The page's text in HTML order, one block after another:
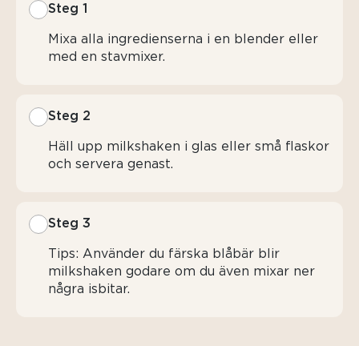
Steg 1
Mixa alla ingredienserna i en blender eller
med en stavmixer.
Steg 2
Häll upp milkshaken i glas eller små flaskor
och servera genast.
Steg 3
Tips: Använder du färska blåbär blir
milkshaken godare om du även mixar ner
några isbitar.